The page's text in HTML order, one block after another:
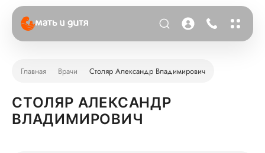
Главная Врачи Столяр Александр Владимирович
СТОЛЯР АЛЕКСАНДР
ВЛАДИМИРОВИЧ